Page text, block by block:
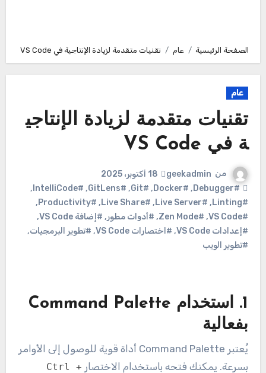
الصفحة الرئيسية عام تقنيات متقدمة لزيادة الإنتاجية في VS Code
عام
تقنيات متقدمة لزيادة الإنتاجي
ة في VS Code
من geekadmin
18 أكتوبر، 2025
#Debugger
,
#Docker
,
#Git
,
#GitLens
,
#IntelliCode
,
#Linting
,
#Live Server
,
#Live Share
,
#Productivity
,
#VS Code
,
#Zen Mode
, #أدوات مطور, #إضافة VS Code
,
#إعدادات VS Code
, #اختصارات VS Code , #تطوير البرمجيات,
#تطوير الويب
1.
استخدام Command Palette
بفعالية
يُعتبر Command Palette أداة قوية للوصول إلى الأوامر
بسرعة. يمكنك فتحه باستخدام الاختصار Ctrl +